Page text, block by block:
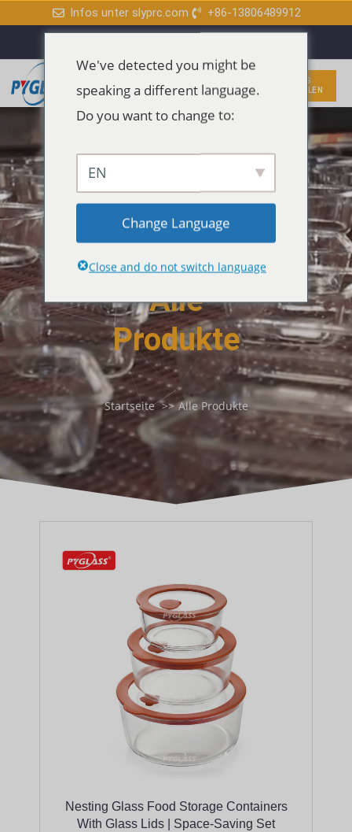
springen
Infos unter slyprc.com +86-13806489912
W
h
a
F
a
b
o
-
Y
o
b
L
i
e
d
i
Hauptmenü
Menü
KOSTENLOSES
ANGEBOT EINHOLEN
Erkunden
Sie
Alle
Produkte
Startseite Alle Produkte
Nesting Glass Food Storage Containers
With Glass Lids | Space-Saving Set
We've detected you might be
speaking a different language.
Do you want to change to:
EN
Change Language
Close and do not switch language